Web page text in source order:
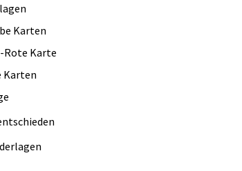
Karten
Rote Karte
Karten